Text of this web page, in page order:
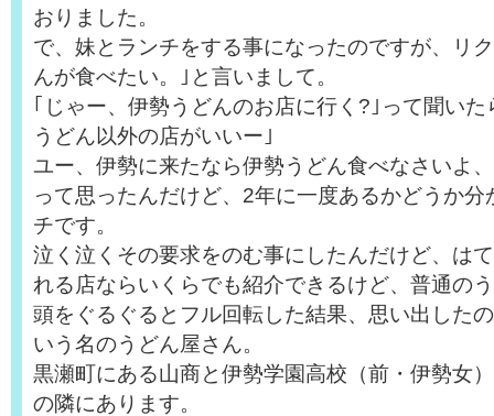
おりました。
で、妹とランチをする事になったのですが、リ
んが食べたい。｣と言いまして。
｢じゃー、伊勢うどんのお店に行く?｣って聞い
うどん以外の店がいいー｣
ユー、伊勢に来たなら伊勢うどん食べなさいよ
って思ったんだけど、2年に一度あるかどうか
チです。
泣く泣くその要求をのむ事にしたんだけど、は
れる店ならいくらでも紹介できるけど、普通の
頭をぐるぐるとフル回転した結果、思い出した
いう名のうどん屋さん。
黒瀬町にある山商と伊勢学園高校（前・伊勢女
の隣にあります。